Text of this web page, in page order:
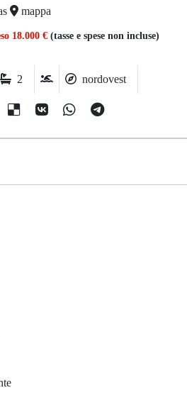
mappa
18.000 € (tasse e spese non incluse)
2 nordovest